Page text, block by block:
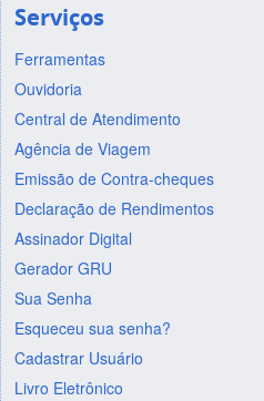
Serviços
Ferramentas
Ouvidoria
Central de Atendimento
Agência de Viagem
Emissão de Contra-cheques
Declaração de Rendimentos
Assinador Digital
Gerador GRU
Sua Senha
Esqueceu sua senha?
Cadastrar Usuário
Livro Eletrônico